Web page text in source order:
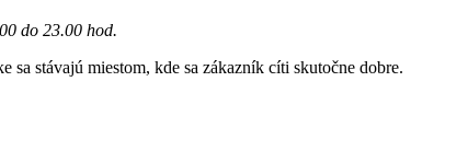
do 23.00 hod.
stávajú miestom, kde sa zákazník cíti skutočne dobre.